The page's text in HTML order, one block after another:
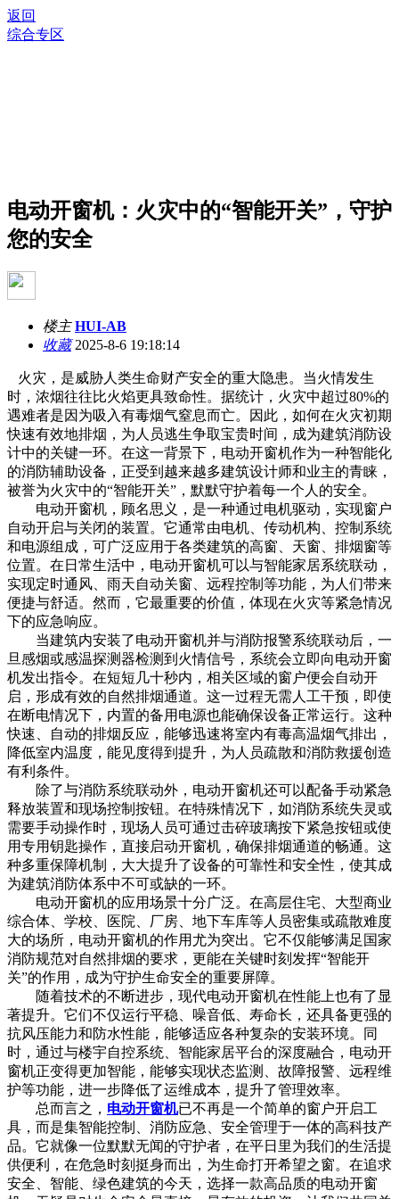
返回
综合专区
电动开窗机：火灾中的“智能开关”，守护
您的安全
楼主 HUI-AB
收藏2025-8-6 19:18:14
火灾，是威胁人类生命财产安全的重大隐患。当火情发生
时，浓烟往往比火焰更具致命性。据统计，火灾中超过80%的
遇难者是因为吸入有毒烟气窒息而亡。因此，如何在火灾初期
快速有效地排烟，为人员逃生争取宝贵时间，成为建筑消防设
计中的关键一环。在这一背景下，电动开窗机作为一种智能化
的消防辅助设备，正受到越来越多建筑设计师和业主的青睐，
被誉为火灾中的“智能开关”，默默守护着每一个人的安全。
电动开窗机，顾名思义，是一种通过电机驱动，实现窗户
自动开启与关闭的装置。它通常由电机、传动机构、控制系统
和电源组成，可广泛应用于各类建筑的高窗、天窗、排烟窗等
位置。在日常生活中，电动开窗机可以与智能家居系统联动，
实现定时通风、雨天自动关窗、远程控制等功能，为人们带来
便捷与舒适。然而，它最重要的价值，体现在火灾等紧急情况
下的应急响应。
当建筑内安装了电动开窗机并与消防报警系统联动后，一
旦感烟或感温探测器检测到火情信号，系统会立即向电动开窗
机发出指令。在短短几十秒内，相关区域的窗户便会自动开
启，形成有效的自然排烟通道。这一过程无需人工干预，即使
在断电情况下，内置的备用电源也能确保设备正常运行。这种
快速、自动的排烟反应，能够迅速将室内有毒高温烟气排出，
降低室内温度，能见度得到提升，为人员疏散和消防救援创造
有利条件。
除了与消防系统联动外，电动开窗机还可以配备手动紧急
释放装置和现场控制按钮。在特殊情况下，如消防系统失灵或
需要手动操作时，现场人员可通过击碎玻璃按下紧急按钮或使
用专用钥匙操作，直接启动开窗机，确保排烟通道的畅通。这
种多重保障机制，大大提升了设备的可靠性和安全性，使其成
为建筑消防体系中不可或缺的一环。
电动开窗机的应用场景十分广泛。在高层住宅、大型商业
综合体、学校、医院、厂房、地下车库等人员密集或疏散难度
大的场所，电动开窗机的作用尤为突出。它不仅能够满足国家
消防规范对自然排烟的要求，更能在关键时刻发挥“智能开
关”的作用，成为守护生命安全的重要屏障。
随着技术的不断进步，现代电动开窗机在性能上也有了显
著提升。它们不仅运行平稳、噪音低、寿命长，还具备更强的
抗风压能力和防水性能，能够适应各种复杂的安装环境。同
时，通过与楼宇自控系统、智能家居平台的深度融合，电动开
窗机正变得更加智能，能够实现状态监测、故障报警、远程维
护等功能，进一步降低了运维成本，提升了管理效率。
总而言之， 电动开窗机已不再是一个简单的窗户开启工
具，而是集智能控制、消防应急、安全管理于一体的高科技产
品。它就像一位默默无闻的守护者，在平日里为我们的生活提
供便利，在危急时刻挺身而出，为生命打开希望之窗。在追求
安全、智能、绿色建筑的今天，选择一款高品质的电动开窗